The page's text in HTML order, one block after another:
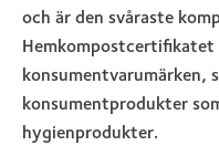
och är den svåraste
konsumentvarumärken,
konsumentprodukter
hygienprodukter.